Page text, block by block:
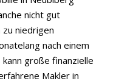
nicht gut
niedrigen
nach einem
große finanzielle
Makler in